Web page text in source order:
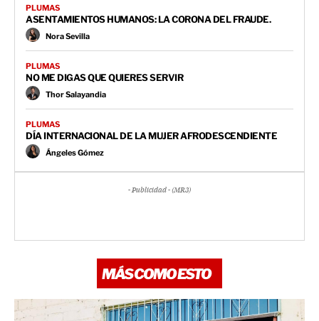
PLUMAS
ASENTAMIENTOS HUMANOS: LA CORONA DEL FRAUDE.
Nora Sevilla
PLUMAS
NO ME DIGAS QUE QUIERES SERVIR
Thor Salayandia
PLUMAS
DÍA INTERNACIONAL DE LA MUJER AFRODESCENDIENTE
Ángeles Gómez
- Publicidad - (MR3)
MÁS COMO ESTO